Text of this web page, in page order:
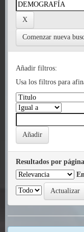
Comenzar nueva
Añadir filtros:
Usa los filtros para
Resultados por página